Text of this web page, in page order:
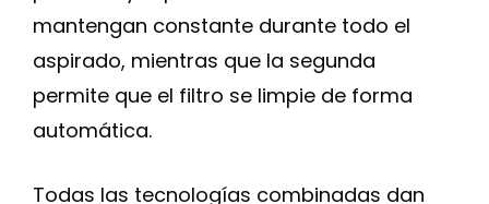
mantengan constante durante todo el
aspirado, mientras que la segunda
permite que el filtro se limpie de forma
automática.
Todas las tecnologías combinadas dan